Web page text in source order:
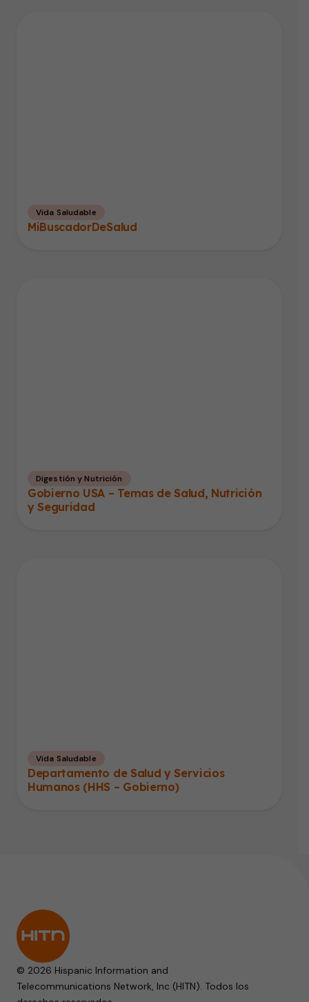
Vida Saludable
MiBuscadorDeSalud
Digestión y Nutrición
Gobierno USA – Temas de Salud, Nutrición
y Seguridad
Vida Saludable
Departamento de Salud y Servicios
Humanos (HHS – Gobierno)
© 2026 Hispanic Information and
Telecommunications Network, Inc (HITN). Todos los